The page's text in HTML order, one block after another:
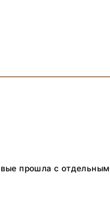
прошла с отдельным